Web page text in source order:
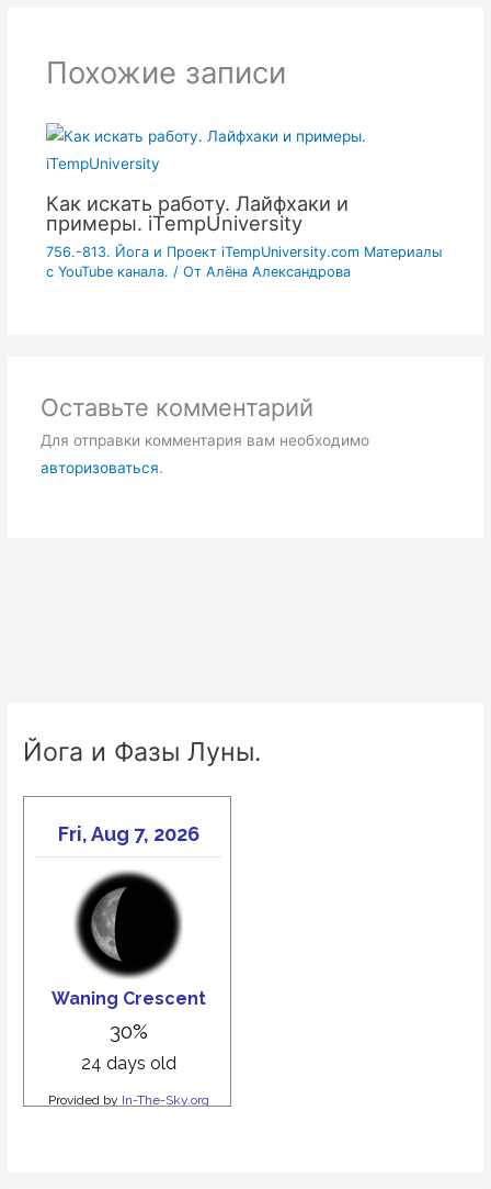
Похожие записи
Как искать работу. Лайфхаки и
примеры. iTempUniversity
756.-813. Йога и Проект iTempUniversity.com Материалы
с YouTube канала. / От Алёна Александрова
Оставьте комментарий
Для отправки комментария вам необходимо
авторизоваться.
Йога и Фазы Луны.